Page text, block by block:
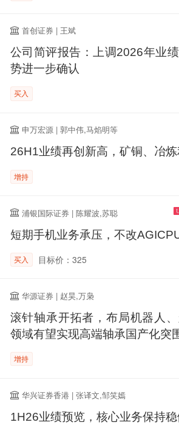
首创证券 | 王斌
公司简评报告：上调2026年业
势进一步确认
买入
申万宏源 | 郭中伟,马焰明等
26H1业绩再创新高，矿铜、冶
增持
浦银国际证券 | 陈耀波,苏聪
短期手机业务承压，不改
买入 目标价：325
华源证券 | 赵昊,万枭
滚针轴承开拓者，布局机器人
领域有望实现高端轴承国产化突
增持
华兴证券香港 | 张译文,邹笑嫣
1H26业绩预览，核心业务保持稳